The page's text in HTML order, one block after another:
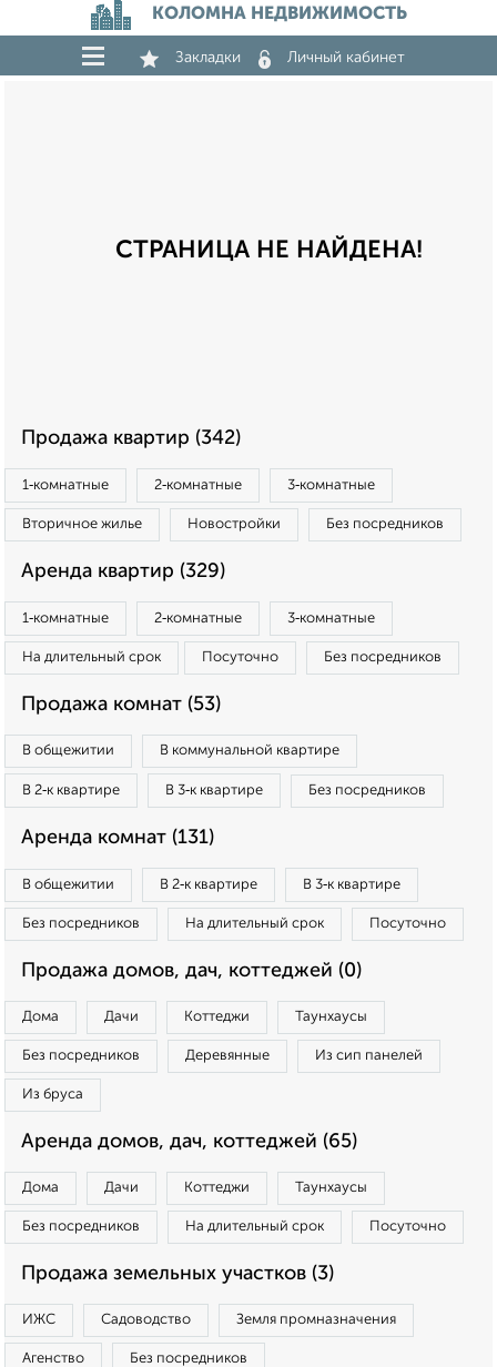
КОЛОМНА НЕДВИЖИМОСТЬ
Закладки Личный кабинет
СТРАНИЦА НЕ НАЙДЕНА!
Продажа квартир (342)
1‑комнатные 2‑комнатные 3‑комнатные
Вторичное жилье Новостройки Без посредников
Аренда квартир (329)
1‑комнатные 2‑комнатные 3‑комнатные
На длительный срок Посуточно Без посредников
Продажа комнат (53)
В общежитии В коммунальной квартире
В 2‑к квартире В 3‑к квартире Без посредников
Аренда комнат (131)
В общежитии В 2‑к квартире В 3‑к квартире
Без посредников На длительный срок Посуточно
Продажа домов, дач, коттеджей (0)
Дома Дачи Коттеджи Таунхаусы
Без посредников Деревянные Из сип панелей
Из бруса
Аренда домов, дач, коттеджей (65)
Дома Дачи Коттеджи Таунхаусы
Без посредников На длительный срок Посуточно
Продажа земельных участков (3)
ИЖС Садоводство Земля промназначения
Агенство Без посредников